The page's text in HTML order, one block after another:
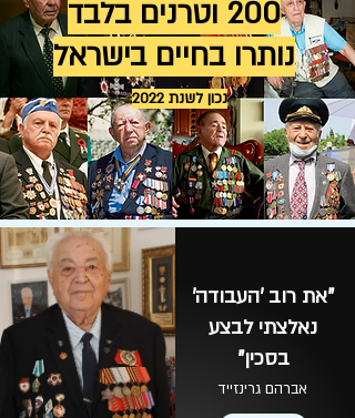
200 וטרנים בלבד
נותרו בחיים בישראל
נכון לשנת 2022
"את רוב 'העבודה'
נאלצתי לבצע
בסכין"
אברהם גרינזייד